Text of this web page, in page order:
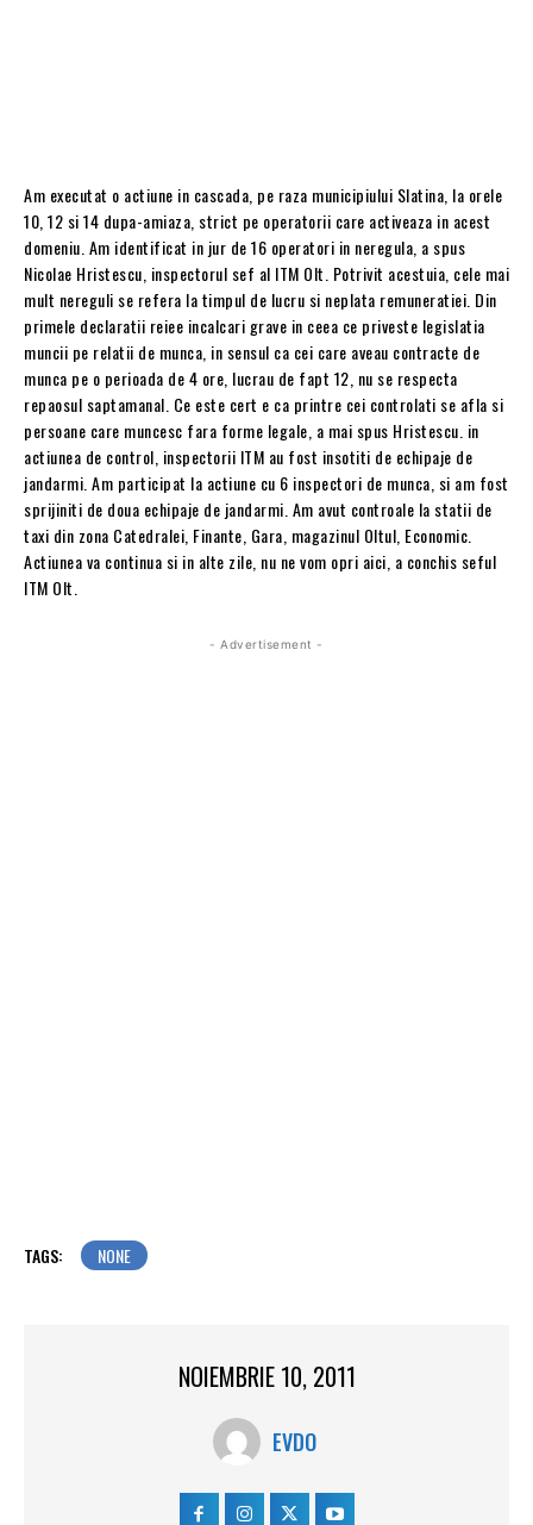
Am executat o actiune in cascada, pe raza municipiului Slatina, la orele
10, 12 si 14 dupa-amiaza, strict pe operatorii care activeaza in acest
domeniu. Am identificat in jur de 16 operatori in neregula, a spus
Nicolae Hristescu, inspectorul sef al ITM Olt. Potrivit acestuia, cele mai
mult nereguli se refera la timpul de lucru si neplata remuneratiei. Din
primele declaratii reiee incalcari grave in ceea ce priveste legislatia
muncii pe relatii de munca, in sensul ca cei care aveau contracte de
munca pe o perioada de 4 ore, lucrau de fapt 12, nu se respecta
repaosul saptamanal. Ce este cert e ca printre cei controlati se afla si
persoane care muncesc fara forme legale, a mai spus Hristescu. in
actiunea de control, inspectorii ITM au fost insotiti de echipaje de
jandarmi. Am participat la actiune cu 6 inspectori de munca, si am fost
sprijiniti de doua echipaje de jandarmi. Am avut controale la statii de
taxi din zona Catedralei, Finante, Gara, magazinul Oltul, Economic.
Actiunea va continua si in alte zile, nu ne vom opri aici, a conchis seful
ITM Olt.
- Advertisement -
TAGS: NONE
NOIEMBRIE 10, 2011
EVDO